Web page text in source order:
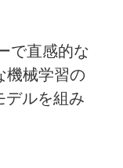
で直感的な
機械学習の
デルを組み